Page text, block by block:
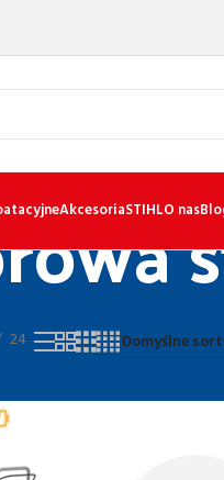
AkcesoriaSTIHLO nas
24